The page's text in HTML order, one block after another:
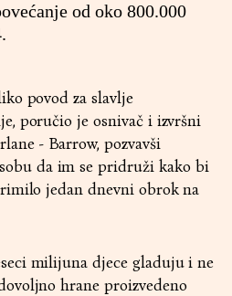
od oko 800.000
povod za slavlje
poručio je osnivač i izvršni
- Barrow, pozvavši
da im se pridruži kako bi
jedan dnevni obrok na
milijuna djece gladuju i ne
hrane proizvedeno